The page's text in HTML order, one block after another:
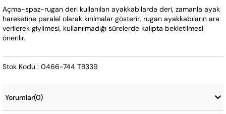
Açma-spaz-rugan deri kullanılan ayakkabılarda deri, zamanla ayak
hareketine paralel olarak kırılmalar gösterir, rugan ayakkabıların ara
verilerek giyilmesi, kullanılmadığı sürelerde kalıpta bekletilmesi
önerilir.
Stok Kodu : 0466-744 TB339
Yorumlar(0)